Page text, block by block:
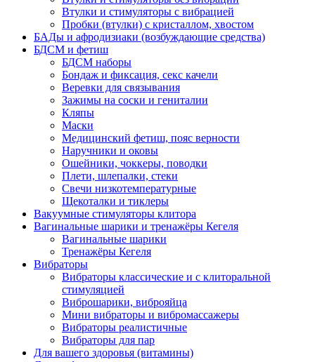
Втулки и стимуляторы с вибрацией
Пробки (втулки) с кристаллом, хвостом
БАДы и афродизиаки (возбуждающие средства)
БДСМ и фетиш
БДСМ наборы
Бондаж и фиксация, секс качели
Веревки для связывания
Зажимы на соски и гениталии
Кляпы
Маски
Медицинский фетиш, пояс верности
Наручники и оковы
Ошейники, чоккеры, поводки
Плети, шлепалки, стеки
Свечи низкотемпературные
Щекоталки и тиклеры
Вакуумные стимуляторы клитора
Вагинальные шарики и тренажёры Кегеля
Вагинальные шарики
Тренажёры Кегеля
Вибраторы
Вибраторы классические и с клиторальной
стимуляцией
Виброшарики, виброяйца
Мини вибраторы и вибромассажеры
Вибраторы реалистичные
Вибраторы для пар
Для вашего здоровья (витамины)